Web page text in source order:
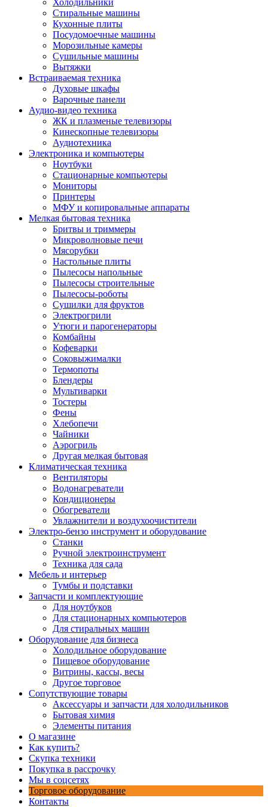
Холодильники
Стиральные машины
Кухонные плиты
Посудомоечные машины
Морозильные камеры
Сушильные машины
Вытяжки
Встраиваемая техника
Духовые шкафы
Варочные панели
Аудио-видео техника
ЖК и плазменые телевизоры
Кинескопные телевизоры
Аудиотехника
Электроника и компьютеры
Ноутбуки
Стационарные компьютеры
Мониторы
Принтеры
МФУ и копировальные аппараты
Мелкая бытовая техника
Бритвы и триммеры
Микроволновые печи
Мясорубки
Настольные плиты
Пылесосы напольные
Пылесосы строительные
Пылесосы-роботы
Сушилки для фруктов
Электрогрили
Утюги и парогенераторы
Комбайны
Кофеварки
Соковыжималки
Термопоты
Блендеры
Мультиварки
Тостеры
Фены
Хлебопечи
Чайники
Аэрогриль
Другая мелкая бытовая
Климатическая техника
Вентиляторы
Водонагреватели
Кондиционеры
Обогреватели
Увлажнители и воздухоочистители
Электро-бензо инструмент и оборудование
Станки
Ручной электроинструмент
Техника для сада
Мебель и интерьер
Тумбы и подставки
Запчасти и комплектующие
Для ноутбуков
Для стационарных компьютеров
Для стиральных машин
Оборудование для бизнеса
Холодильное оборудование
Пищевое оборудование
Витрины, кассы, весы
Другое торговое
Сопутствующие товары
Аксессуары и запчасти для холодильников
Бытовая химия
Элементы питания
О магазине
Как купить?
Скупка техники
Покупка в рассрочку
Мы в соцсетях
Торговое оборудование
Контакты